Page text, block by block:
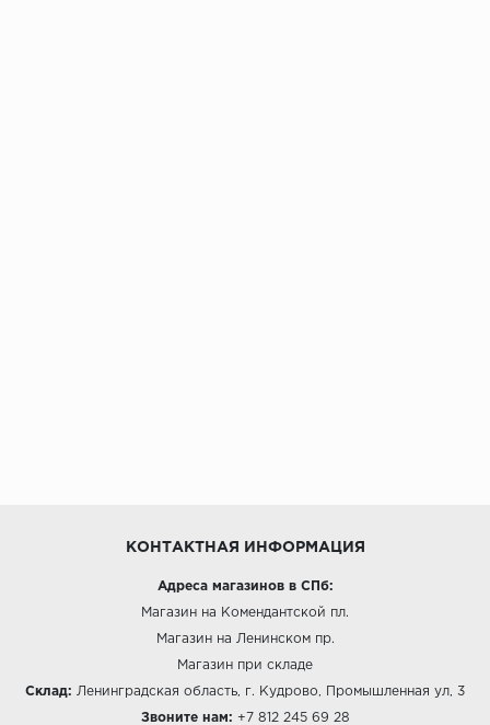
КОНТАКТНАЯ ИНФОРМАЦИЯ
Адреса магазинов в СПб:
Магазин на Комендантской пл.
Магазин на Ленинском пр.
Магазин при складе
Склад: Ленинградская область, г. Кудрово, Промышленная ул, 3
Звоните нам: +7 812 245 69 28